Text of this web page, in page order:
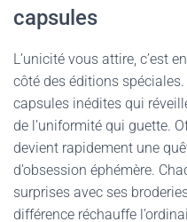
capsules
L’unicité vous attire, c’est
côté des éditions
capsules inédites qui
de l’uniformité qui guette.
devient rapidement une
d’obsession éphémère.
surprises avec ses
différence réchauffe